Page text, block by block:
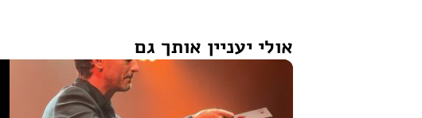
אולי יעניין אותך גם